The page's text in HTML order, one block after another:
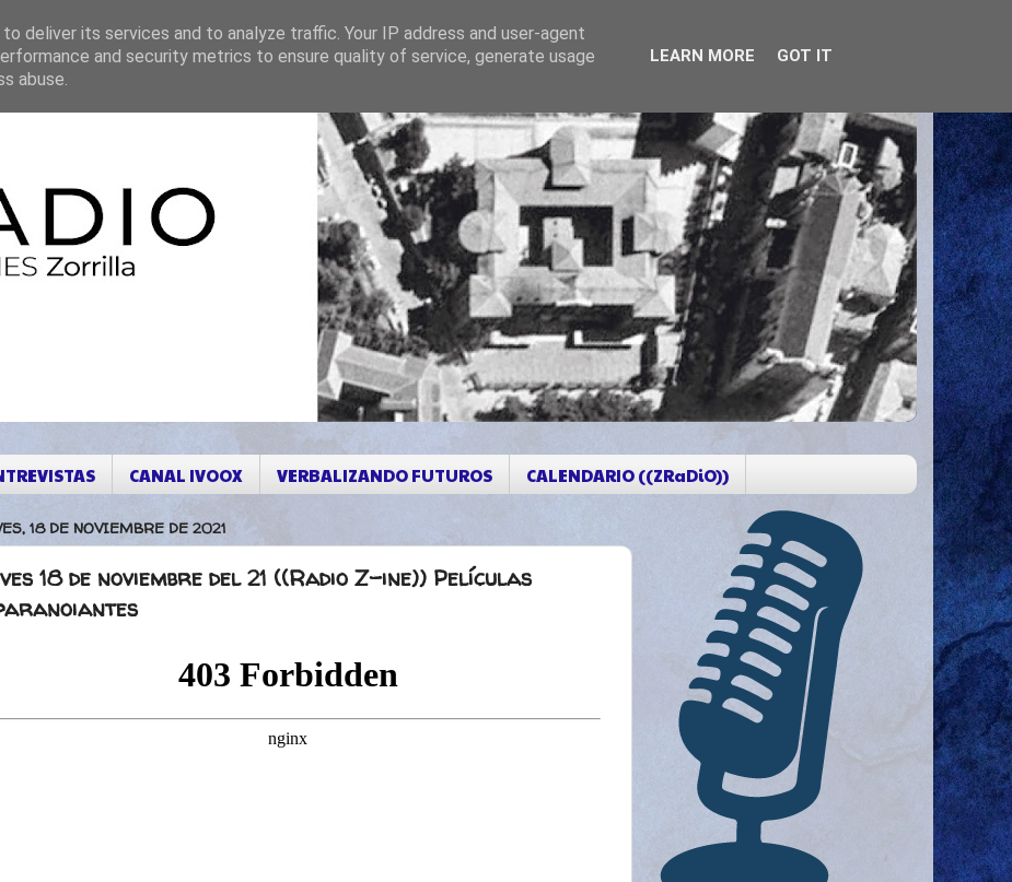
CANAL IVOOX VERBALIZANDO FUTUROS CALENDARIO ((ZRaDiO))
18 DE NOVIEMBRE DE 2021
18 de noviembre del 21 ((Radio Z-ine)) Películas
deliver its services and to analyze traffic. Your IP address and user-agent
and security metrics to ensure quality of service, generate usage
abuse.
LEARN MORE GOT IT